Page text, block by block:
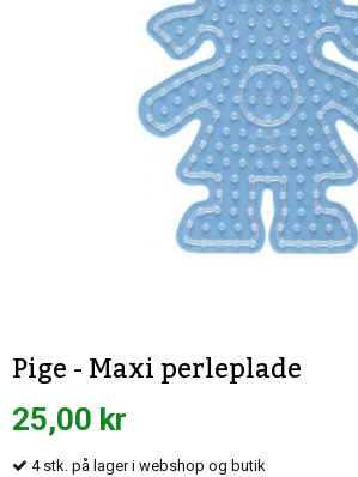
Pige - Maxi perleplade
25,00 kr
4 stk. på lager i webshop og butik